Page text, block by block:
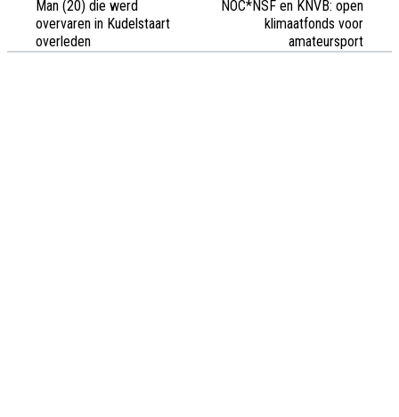
Man (20) die werd
overvaren in Kudelstaart
overleden
NOC*NSF en KNVB: open
klimaatfonds voor
amateursport